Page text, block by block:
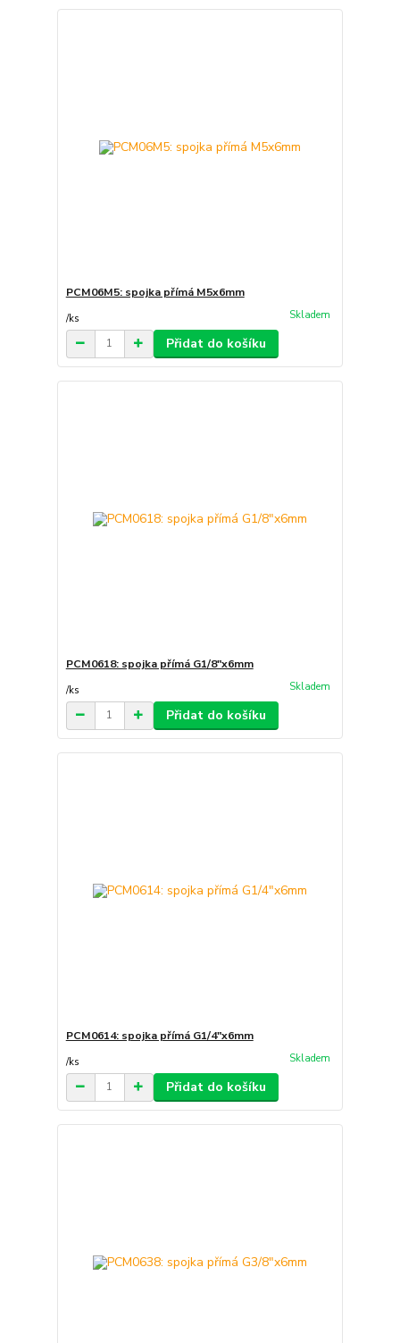
PCM06M5: spojka přímá M5x6mm
/ks Skladem
Přidat do košíku
PCM0618: spojka přímá G1/8"x6mm
/ks Skladem
Přidat do košíku
PCM0614: spojka přímá G1/4"x6mm
/ks Skladem
Přidat do košíku